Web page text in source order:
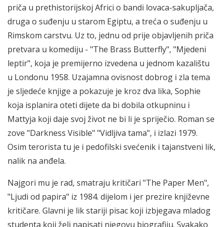
priča u prethistorijskoj Africi o bandi lovaca-sakupljača,
druga o suđenju u starom Egiptu, a treća o suđenju u
Rimskom carstvu. Uz to, jednu od prije objavljenih priča
pretvara u komediju - "The Brass Butterfly", "Mjedeni
leptir", koja je premijerno izvedena u jednom kazalištu
u Londonu 1958. Uzajamna ovisnost dobrog i zla tema
je sljedeće knjige a pokazuje je kroz dva lika, Sophie
koja isplanira oteti dijete da bi dobila otkupninu i
Mattyja koji daje svoj život ne bi li je spriječio. Roman se
zove "Darkness Visible" "Vidljiva tama", i izlazi 1979.
Osim terorista tu je i pedofilski svećenik i tajanstveni lik,
nalik na anđela.
Najgori mu je rad, smatraju kritičari "The Paper Men",
"Ljudi od papira" iz 1984. dijelom i jer prezire književne
kritičare. Glavni je lik stariji pisac koji izbjegava mladog
studenta koji želi napisati njegovu biografiju. Svakako